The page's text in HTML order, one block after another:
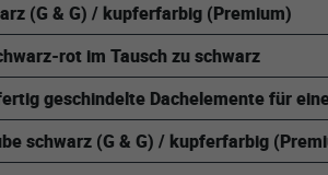
(G & G) / kupferfarbig (Premium)
rot im Tausch zu schwarz
geschindelte Dachelemente für
schwarz (G & G) / kupferfarbig